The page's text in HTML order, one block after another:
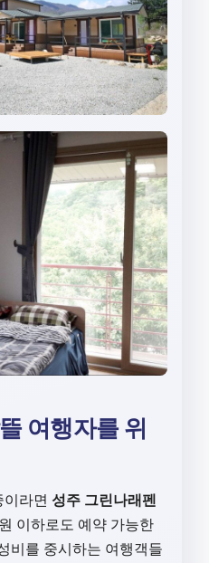
여행자를 위
이라면 성주 그린나래펜
이하로도 예약 가능한
비를 중시하는 여행객들